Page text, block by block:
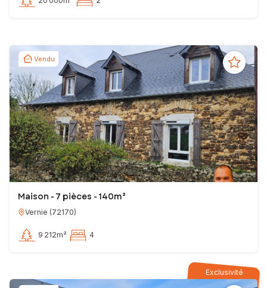
Vendu
Maison - 7 pièces - 140m²
Vernie (72170)
9 212m² 4
Exclusivité